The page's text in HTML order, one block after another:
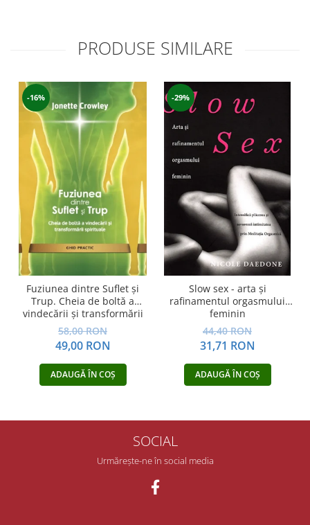
PRODUSE SIMILARE
-16%
Fuziunea dintre Suflet și
Trup. Cheia de boltă a
vindecării și transformării
spirituale
58,00 RON
49,00 RON
ADAUGĂ ÎN COȘ
-29%
Slow sex - arta şi
rafinamentul orgasmului
feminin
44,40 RON
31,71 RON
ADAUGĂ ÎN COȘ
SOCIAL
Urmărește-ne în social media